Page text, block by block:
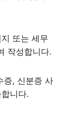
또는 세무
작성합니다.
증, 신분증 사
니다.